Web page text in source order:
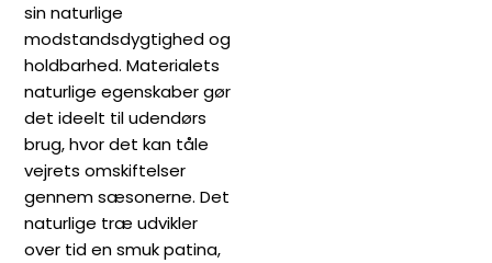
sin naturlige
modstandsdygtighed og
holdbarhed. Materialets
naturlige egenskaber gør
det ideelt til udendørs
brug, hvor det kan tåle
vejrets omskiftelser
gennem sæsonerne. Det
naturlige træ udvikler
over tid en smuk patina,